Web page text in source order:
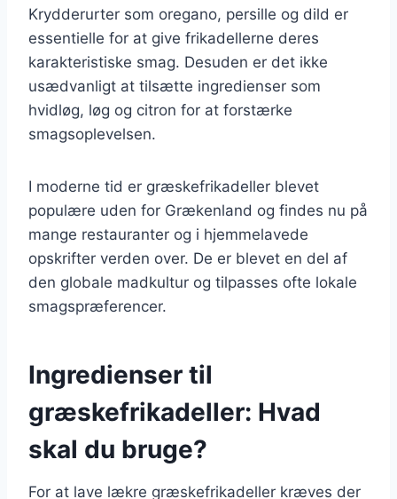
Krydderurter som oregano, persille og dild er
essentielle for at give frikadellerne deres
karakteristiske smag. Desuden er det ikke
usædvanligt at tilsætte ingredienser som
hvidløg, løg og citron for at forstærke
smagsoplevelsen.
I moderne tid er græskefrikadeller blevet
populære uden for Grækenland og findes nu på
mange restauranter og i hjemmelavede
opskrifter verden over. De er blevet en del af
den globale madkultur og tilpasses ofte lokale
smagspræferencer.
Ingredienser til
græskefrikadeller: Hvad
skal du bruge?
For at lave lækre græskefrikadeller kræves der